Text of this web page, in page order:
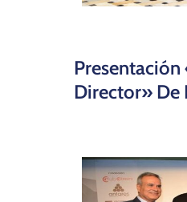
Presentación
Director» De